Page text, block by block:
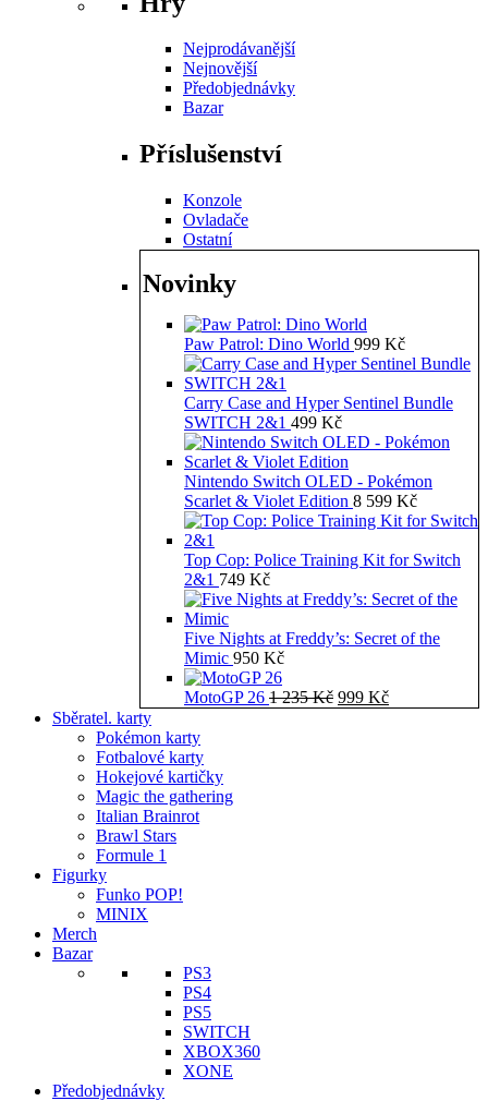
Nejprodávanější
Nejnovější
Předobjednávky
Bazar
Příslušenství
Konzole
Ovladače
Ostatní
Novinky
Paw Patrol: Dino World 999 Kč
Carry Case and Hyper Sentinel Bundle
SWITCH 2&1 499 Kč
Nintendo Switch OLED - Pokémon
Scarlet & Violet Edition 8 599 Kč
Top Cop: Police Training Kit for Switch
2&1 749 Kč
Five Nights at Freddy’s: Secret of the
Mimic 950 Kč
MotoGP 26 1 235Kč Původní
999 KčAktuální
Sběratel. karty
Pokémon karty
Fotbalové karty
Hokejové kartičky
Magic the gathering
Italian Brainrot
Brawl Stars
Formule 1
Figurky
Funko POP!
MINIX
Merch
Bazar
PS3
PS4
PS5
SWITCH
XBOX360
XONE
Předobjednávky